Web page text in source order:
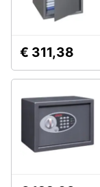
Beauty
Giocattoli
Prima
infanzia
Fotografia
€ 311,38